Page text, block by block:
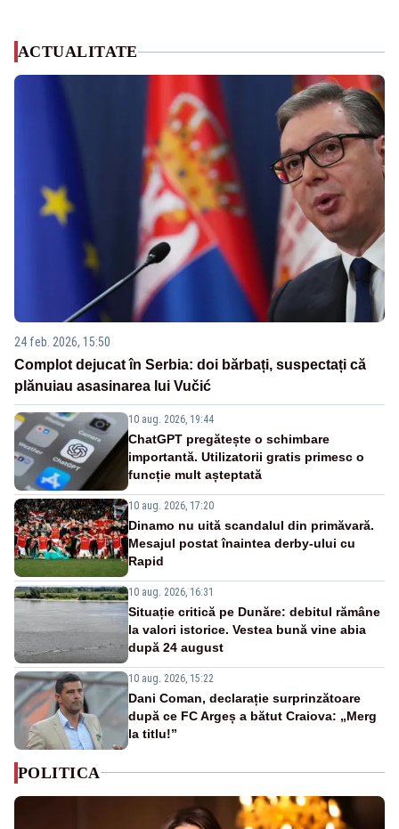
ACTUALITATE
24 feb. 2026, 15:50
Complot dejucat în Serbia: doi bărbați, suspectați că
plănuiau asasinarea lui Vučić
10 aug. 2026, 19:44
ChatGPT pregătește o schimbare
importantă. Utilizatorii gratis primesc o
funcție mult așteptată
10 aug. 2026, 17:20
Dinamo nu uită scandalul din primăvară.
Mesajul postat înaintea derby-ului cu
Rapid
10 aug. 2026, 16:31
Situație critică pe Dunăre: debitul rămâne
la valori istorice. Vestea bună vine abia
după 24 august
10 aug. 2026, 15:22
Dani Coman, declarație surprinzătoare
după ce FC Argeș a bătut Craiova: „Merg
la titlu!”
POLITICA